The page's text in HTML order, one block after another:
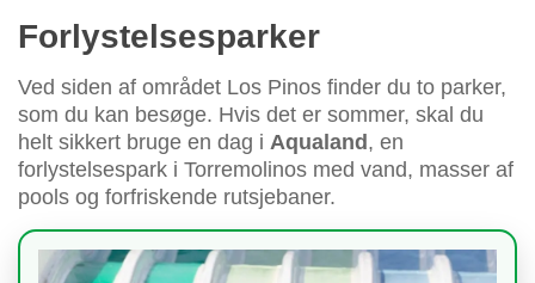
Forlystelsesparker
Ved siden af området Los Pinos finder du to parker,
som du kan besøge. Hvis det er sommer, skal du
helt sikkert bruge en dag i Aqualand , en
forlystelsespark i Torremolinos med vand, masser af
pools og forfriskende rutsjebaner.